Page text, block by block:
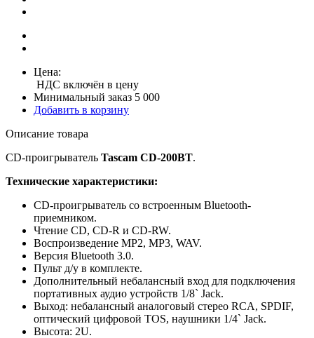
Цена:
НДС включён в цену
Минимальный заказ 5 000
Добавить в корзину
Описание товара
CD-проигрыватель Tascam CD-200BT.
Технические характеристики:
CD-проигрыватель со встроенным Bluetooth-
приемником.
Чтение CD, CD-R и CD-RW.
Воспроизведение MP2, MP3, WAV.
Версия Bluetooth 3.0.
Пульт д/у в комплекте.
Дополнительный небалансный вход для подключения
портативных аудио устройств 1/8` Jack.
Выход: небалансный аналоговый стерео RCA, SPDIF,
оптический цифровой TOS, наушники 1/4` Jack.
Высота: 2U.